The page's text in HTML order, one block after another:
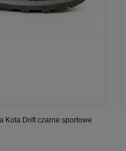
Kota Drift czarne sportowe